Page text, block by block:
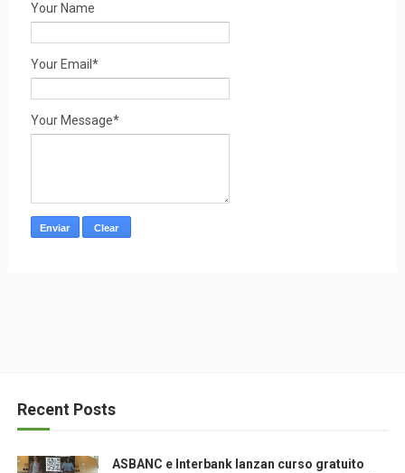
Your Name
Your Email*
Your Message*
Recent Posts
ASBANC e Interbank lanzan curso gratuito